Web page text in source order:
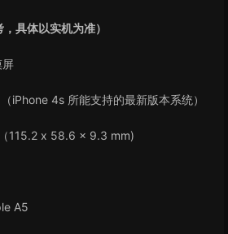
具体以实机为准）
4s 所能支持的最新版本系统）
x 58.6 x 9.3 mm)
A5